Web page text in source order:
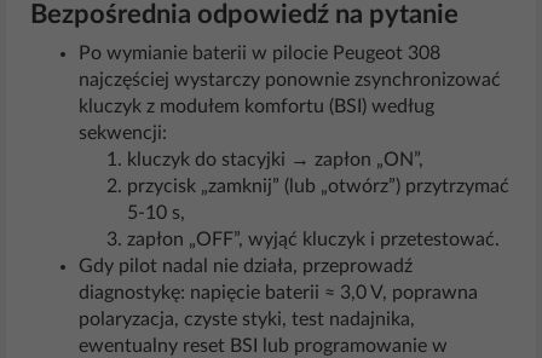
Bezpośrednia odpowiedź na pytanie
Po wymianie baterii w pilocie Peugeot 308
najczęściej wystarczy ponownie zsynchronizować
kluczyk z modułem komfortu (BSI) według
sekwencji:
kluczyk do stacyjki → zapłon „ON”,
przycisk „zamknij” (lub „otwórz”) przytrzymać
5-10 s,
zapłon „OFF”, wyjąć kluczyk i przetestować.
Gdy pilot nadal nie działa, przeprowadź
diagnostykę: napięcie baterii ≈ 3,0 V, poprawna
polaryzacja, czyste styki, test nadajnika,
ewentualny reset BSI lub programowanie w